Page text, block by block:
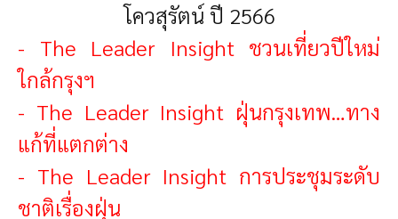
โควสุรัตน์ ปี 2566
- The Leader Insight ชวนเที่ยวปีใหม่
ใกล้กรุงฯ
- The Leader Insight ฝุ่นกรุงเทพ…ทาง
แก้ที่แตกต่าง
- The Leader Insight การประชุมระดับ
ชาติเรื่องฝุ่น